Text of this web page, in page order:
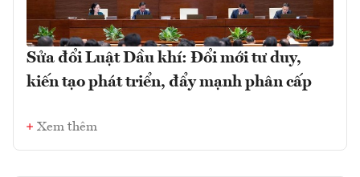
Sửa đổi Luật Dầu khí: Đổi mới tư duy,
kiến tạo phát triển, đẩy mạnh phân cấp
Xem thêm